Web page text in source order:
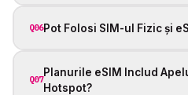
Q06Pot Folosi SIM-ul Fizic și
Q07
Planurile eSIM Includ
Hotspot?